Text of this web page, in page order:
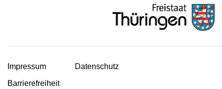
Impressum
Datenschutz
Barrierefreiheit